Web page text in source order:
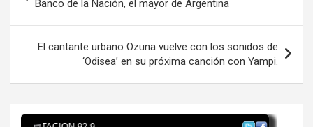
entradas
Banco de la Nación, el mayor de Argentina
El cantante urbano Ozuna vuelve con los sonidos de
‘Odisea’ en su próxima canción con Yampi.